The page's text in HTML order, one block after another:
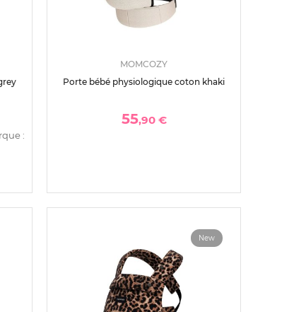
:
MOMCOZY
Porte bébé physiologique coton khaki
55,90 €
New